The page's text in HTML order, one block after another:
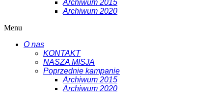
Archiwum 2015
Archiwum 2020
Menu
O nas
KONTAKT
NASZA MISJA
Poprzednie kampanie
Archiwum 2015
Archiwum 2020